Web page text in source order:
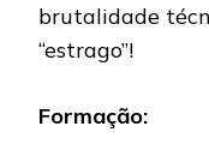
brutalidade
“estrago”!
Formação: